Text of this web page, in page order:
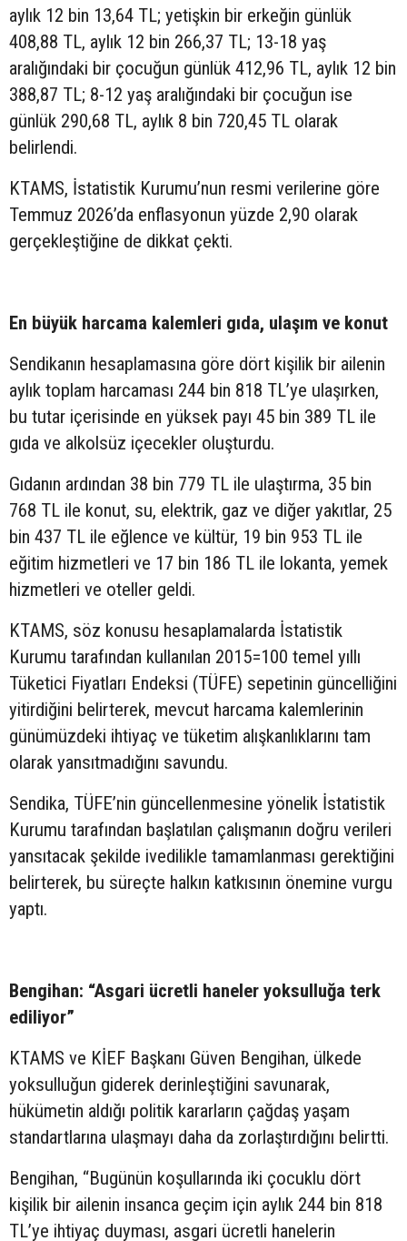
aylık 12 bin 13,64 TL; yetişkin bir erkeğin günlük
408,88 TL, aylık 12 bin 266,37 TL; 13-18 yaş
aralığındaki bir çocuğun günlük 412,96 TL, aylık 12 bin
388,87 TL; 8-12 yaş aralığındaki bir çocuğun ise
günlük 290,68 TL, aylık 8 bin 720,45 TL olarak
belirlendi.
KTAMS, İstatistik Kurumu’nun resmi verilerine göre
Temmuz 2026’da enflasyonun yüzde 2,90 olarak
gerçekleştiğine de dikkat çekti.
En büyük harcama kalemleri gıda, ulaşım ve konut
Sendikanın hesaplamasına göre dört kişilik bir ailenin
aylık toplam harcaması 244 bin 818 TL’ye ulaşırken,
bu tutar içerisinde en yüksek payı 45 bin 389 TL ile
gıda ve alkolsüz içecekler oluşturdu.
Gıdanın ardından 38 bin 779 TL ile ulaştırma, 35 bin
768 TL ile konut, su, elektrik, gaz ve diğer yakıtlar, 25
bin 437 TL ile eğlence ve kültür, 19 bin 953 TL ile
eğitim hizmetleri ve 17 bin 186 TL ile lokanta, yemek
hizmetleri ve oteller geldi.
KTAMS, söz konusu hesaplamalarda İstatistik
Kurumu tarafından kullanılan 2015=100 temel yıllı
Tüketici Fiyatları Endeksi (TÜFE) sepetinin güncelliğini
yitirdiğini belirterek, mevcut harcama kalemlerinin
günümüzdeki ihtiyaç ve tüketim alışkanlıklarını tam
olarak yansıtmadığını savundu.
Sendika, TÜFE’nin güncellenmesine yönelik İstatistik
Kurumu tarafından başlatılan çalışmanın doğru verileri
yansıtacak şekilde ivedilikle tamamlanması gerektiğini
belirterek, bu süreçte halkın katkısının önemine vurgu
yaptı.
Bengihan: “Asgari ücretli haneler yoksulluğa terk
ediliyor”
KTAMS ve KİEF Başkanı Güven Bengihan, ülkede
yoksulluğun giderek derinleştiğini savunarak,
hükümetin aldığı politik kararların çağdaş yaşam
standartlarına ulaşmayı daha da zorlaştırdığını belirtti.
Bengihan, “Bugünün koşullarında iki çocuklu dört
kişilik bir ailenin insanca geçim için aylık 244 bin 818
TL’ye ihtiyaç duyması, asgari ücretli hanelerin